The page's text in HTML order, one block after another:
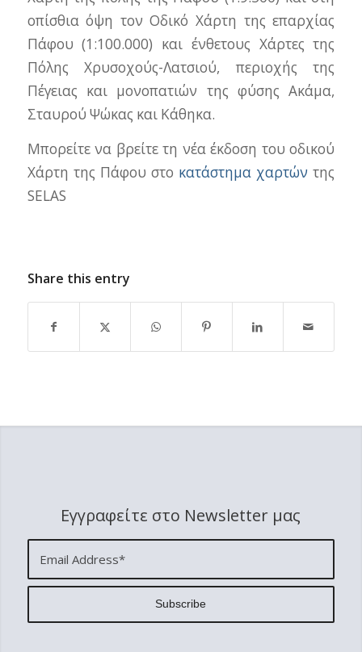
οπίσθια όψη τον Οδικό Χάρτη της επαρχίας
Πάφου (1:100.000) και ένθετους Χάρτες της
Πόλης Χρυσοχούς-Λατσιού, περιοχής της
Πέγειας και μονοπατιών της φύσης Ακάμα,
Σταυρού Ψώκας και Κάθηκα.
Μπορείτε να βρείτε τη νέα έκδοση του οδικού
Χάρτη της Πάφου στο κατάστημα χαρτών της
SELAS
Share this entry
Εγγραφείτε στο Newsletter μας